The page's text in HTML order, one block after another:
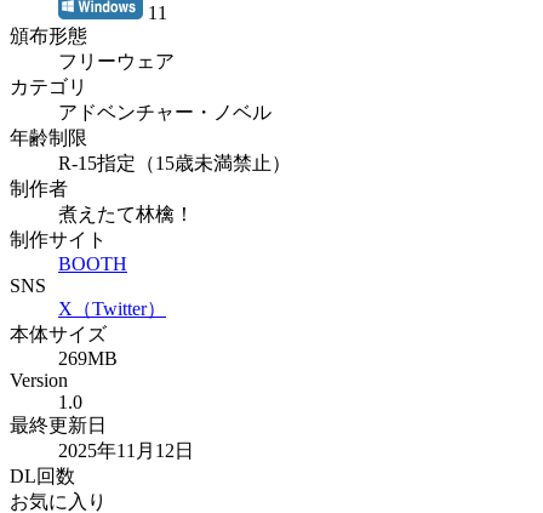
11
頒布形態
フリーウェア
カテゴリ
アドベンチャー・ノベル
年齢制限
R-15指定（15歳未満禁止）
制作者
煮えたて林檎！
制作サイト
BOOTH
SNS
X（Twitter）
本体サイズ
269MB
Version
1.0
最終更新日
2025年11月12日
DL回数
お気に入り